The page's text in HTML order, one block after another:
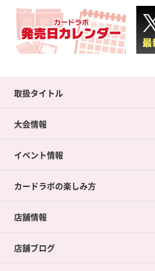
取扱タイトル
大会情報
イベント情報
カードラボの楽しみ方
店舗情報
店舗ブログ